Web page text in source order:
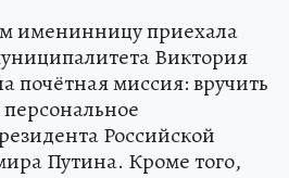
именинницу приехала
Виктория
почётная миссия: вручить
Российской
Путина. Кроме того,